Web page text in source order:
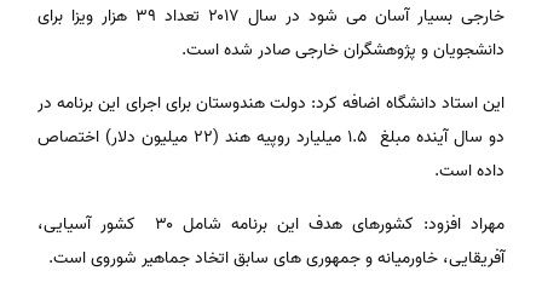
خارجی بسیار آسان می شود در سال ۲۰۱۷ تعداد ۳۹ هزار ویزا برای
دانشجویان و پژوهشگران خارجی صادر شده است.
این استاد دانشگاه اضافه کرد: دولت هندوستان برای اجرای این برنامه در
دو سال آینده مبلغ ۱.۵ میلیارد روپیه هند (۲۲ میلیون دلار) اختصاص
داده است.
مهراد افزود: کشورهای هدف این برنامه شامل ۳۰ کشور آسیایی،
آفریقایی، خاورمیانه و جمهوری های سابق اتخاد جماهیر شوروی است.